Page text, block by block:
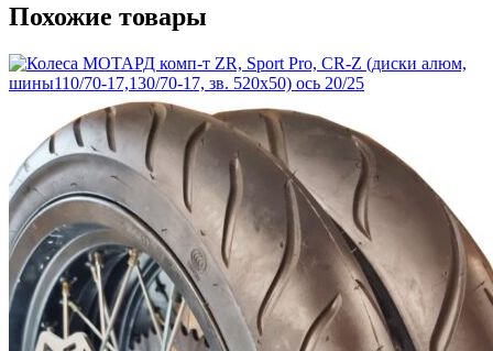
Похожие товары